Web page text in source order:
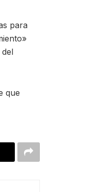
para
que